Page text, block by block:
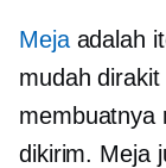
Mejaadalah
mudah
membuatnya
dikirim. Meja